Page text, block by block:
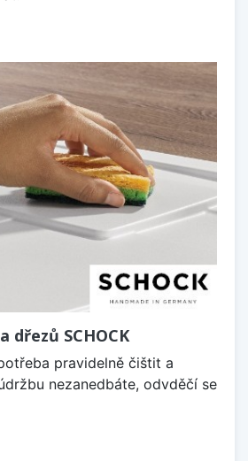
dřezů SCHOCK
pravidelně čištit a
nezanedbáte, odvděčí se